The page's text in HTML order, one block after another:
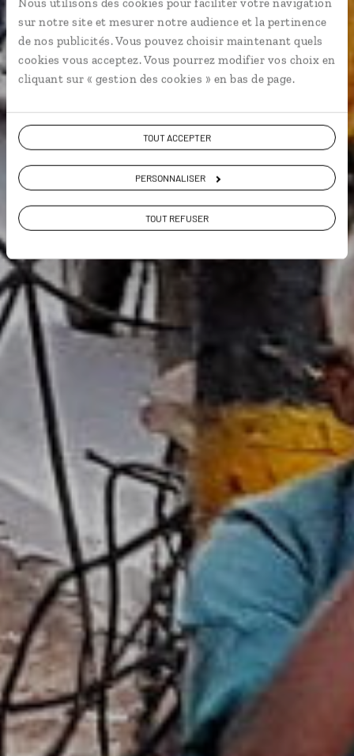
Nous utilisons des cookies pour faciliter votre navigation
sur notre site et mesurer notre audience et la pertinence
de nos publicités. Vous pouvez choisir maintenant quels
cookies vous acceptez. Vous pourrez modifier vos choix en
cliquant sur « gestion des cookies » en bas de page.
TOUT ACCEPTER
PERSONNALISER
TOUT REFUSER
Transports locaux